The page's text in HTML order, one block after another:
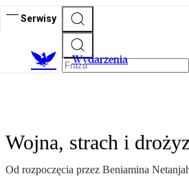
Serwisy
Wydarzenia
Wojna, strach i
Od rozpoczęcia przez Beniamina